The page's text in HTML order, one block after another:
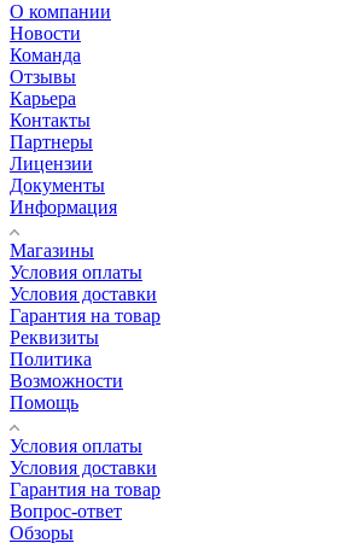
О компании
Новости
Команда
Отзывы
Карьера
Контакты
Партнеры
Лицензии
Документы
Информация
Магазины
Условия оплаты
Условия доставки
Гарантия на товар
Реквизиты
Политика
Возможности
Помощь
Условия оплаты
Условия доставки
Гарантия на товар
Вопрос-ответ
Обзоры